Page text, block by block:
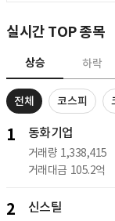
실시간 TOP 종목
상승 하락
전체 코스피
1 동화기업
거래량 1,338,415
거래대금 105.2억
2 신스틸